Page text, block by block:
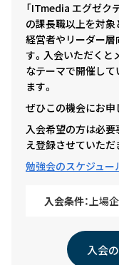
「ITmedia エグゼク
の課長職以上を対象
経営者やリーダー
す。入会いただくと
なテーマで開催して
ます。
ぜひこの機会にお申
入会希望の方は必要
え登録させていただ
勉強会のスケジュー
入会条件：上場
入会